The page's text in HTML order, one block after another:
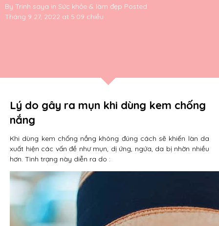
By Trinh saya in Sức khỏe & làm đẹp Posted
Tháng 9 27, 2022 at 5:09 chiều
Lý do gây ra mụn khi dùng kem chống
nắng
Khi dùng kem chống nắng không đúng cách sẽ khiến làn da
xuất hiện các vấn đề như mụn, dị ứng, ngứa, da bị nhờn nhiều
hơn. Tình trạng này diễn ra do :